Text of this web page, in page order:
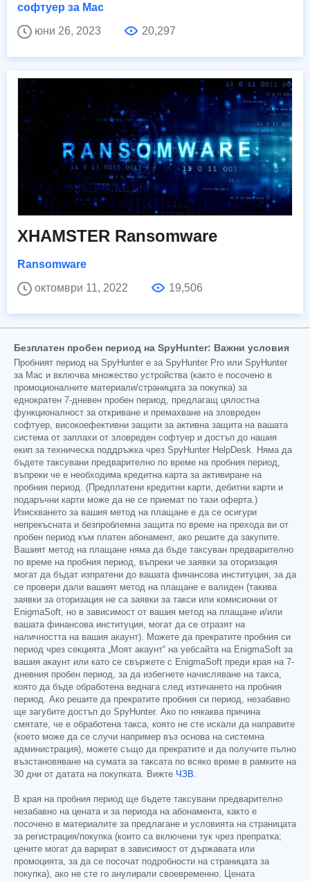
софтуер за Mac
юни 26, 2023
20,297
XHAMSTER Ransomware
Ransomware
октомври 11, 2022
19,506
Безплатен пробен период на SpyHunter: Важни условия
Пробният период на SpyHunter е за SpyHunter Pro или SpyHunter
за Mac и включва множество устройства (както е посочено в
промоционалните материали/страницата за покупка) за
еднократен 7-дневен пробен период, предлагащ цялостна
функционалност за откриване и премахване на зловреден
софтуер, високоефективни защити за активна защита на вашата
система от заплахи от зловреден софтуер и достъп до нашия
екип за техническа поддръжка чрез SpyHunter HelpDesk. Няма да
бъдете таксувани предварително по време на пробния период,
въпреки че е необходима кредитна карта за активиране на
пробния период. (Предплатени кредитни карти, дебитни карти и
подаръчни карти може да не се приемат по тази оферта.)
Изискването за вашия метод на плащане е да се осигури
непрекъсната и безпроблемна защита по време на прехода ви от
пробен период към платен абонамент, ако решите да закупите.
Вашият метод на плащане няма да бъде таксуван предварително
по време на пробния период, въпреки че заявки за оторизация
могат да бъдат изпратени до вашата финансова институция, за да
се провери дали вашият метод на плащане е валиден (такива
заявки за оторизация не са заявки за такси или комисионни от
EnigmaSoft, но в зависимост от вашия метод на плащане и/или
вашата финансова институция, могат да се отразят на
наличността на вашия акаунт). Можете да прекратите пробния си
период чрез секцията „Моят акаунт“ на уебсайта на EnigmaSoft за
вашия акаунт или като се свържете с EnigmaSoft преди края на 7-
дневния пробен период, за да избегнете начисляване на такса,
която да бъде обработена веднага след изтичането на пробния
период. Ако решите да прекратите пробния си период, незабавно
ще загубите достъп до SpyHunter. Ако по някаква причина
смятате, че е обработена такса, която не сте искали да направите
(което може да се случи например въз основа на системна
администрация), можете също да прекратите и да получите пълно
възстановяване на сумата за таксата по всяко време в рамките на
30 дни от датата на покупката. Вижте ЧЗВ
В края на пробния период ще бъдете таксувани предварително
незабавно на цената и за периода на абонамента, както е
посочено в материалите за предлагане и условията на страницата
за регистрация/покупка (които са включени тук чрез препратка;
цените могат да варират в зависимост от държавата или
промоцията, за да се посочат подробности на страницата за
покупка), ако не сте го анулирали своевременно. Цената